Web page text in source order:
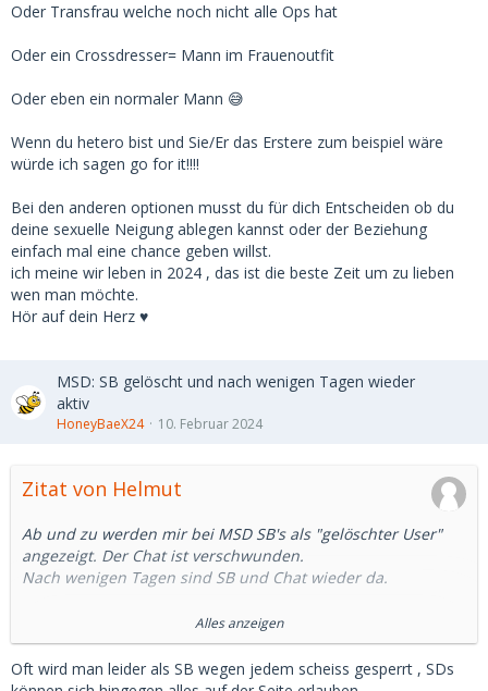
Oder Transfrau welche noch nicht alle Ops hat
Oder ein Crossdresser= Mann im Frauenoutfit
Oder eben ein normaler Mann 😅
Wenn du hetero bist und Sie/Er das Erstere zum beispiel wäre
würde ich sagen go for it!!!!
Bei den anderen optionen musst du für dich Entscheiden ob du
deine sexuelle Neigung ablegen kannst oder der Beziehung
einfach mal eine chance geben willst.
ich meine wir leben in 2024 , das ist die beste Zeit um zu lieben
wen man möchte.
Hör auf dein Herz ♥️
MSD: SB gelöscht und nach wenigen Tagen wieder
aktiv
HoneyBaeX24 10. Februar 2024
Zitat von Helmut
Ab und zu werden mir bei MSD SB's als "gelöschter User"
angezeigt. Der Chat ist verschwunden.
Nach wenigen Tagen sind SB und Chat wieder da.
Hat das SB seinen Account deaktiviert und wieder aktiviert?
oder
Wurde das SB von MSD z.B. wegen einer Meldung gelöscht
Alles anzeigen
Oft wird man leider als SB wegen jedem scheiss gesperrt , SDs